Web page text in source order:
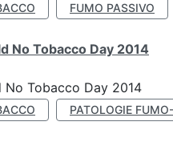
FUMO PASSIVO
No Tobacco Day 2014
Tobacco Day 2014
PATOLOGIE